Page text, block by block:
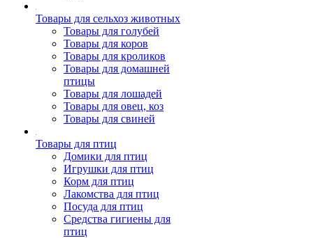
Товары для сельхоз животных
Товары для голубей
Товары для коров
Товары для кроликов
Товары для домашней
птицы
Товары для лошадей
Товары для овец, коз
Товары для свиней
Товары для птиц
Домики для птиц
Игрушки для птиц
Корм для птиц
Лакомства для птиц
Посуда для птиц
Средства гигиены для
птиц